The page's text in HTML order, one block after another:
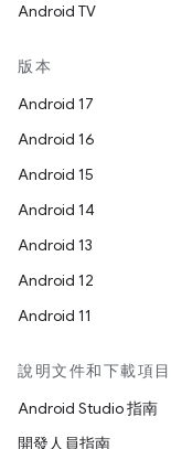
Android TV
版本
Android 17
Android 16
Android 15
Android 14
Android 13
Android 12
Android 11
說明文件和下載項目
Android Studio 指南
開發人員指南